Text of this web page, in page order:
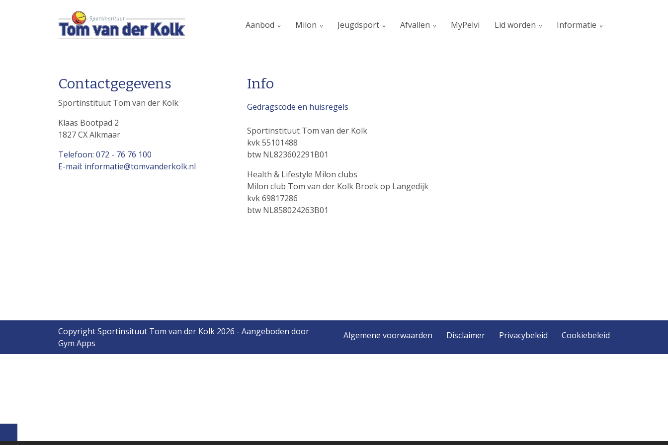
Aanbod Milon Jeugdsport Afvallen MyPelvi Lid worden Informatie
Contactgegevens
Sportinstituut Tom van der Kolk
Klaas Bootpad 2
1827 CX Alkmaar
Telefoon: 072 - 76 76 100
E-mail: informatie@tomvanderkolk.nl
Info
Gedragscode en huisregels
Sportinstituut Tom van der Kolk
kvk 55101488
btw NL823602291B01
Health & Lifestyle Milon clubs
Milon club Tom van der Kolk Broek op Langedijk
kvk 69817286
btw NL858024263B01
Copyright Sportinsituut Tom van der Kolk 2026 - Aangeboden door
Gym Apps
Algemene voorwaarden Disclaimer Privacybeleid Cookiebeleid